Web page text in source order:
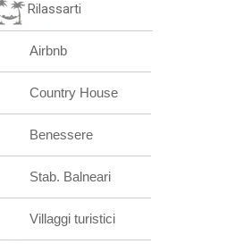
Rilassarti
Airbnb
Country House
Benessere
Stab. Balneari
Villaggi turistici